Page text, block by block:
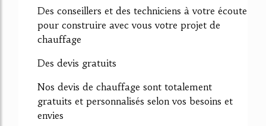
Des conseillers et des techniciens à votre écoute
pour construire avec vous votre projet de
chauffage
Des devis gratuits
Nos devis de chauffage sont totalement
gratuits et personnalisés selon vos besoins et
envies